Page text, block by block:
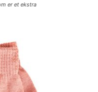
er et ekstra